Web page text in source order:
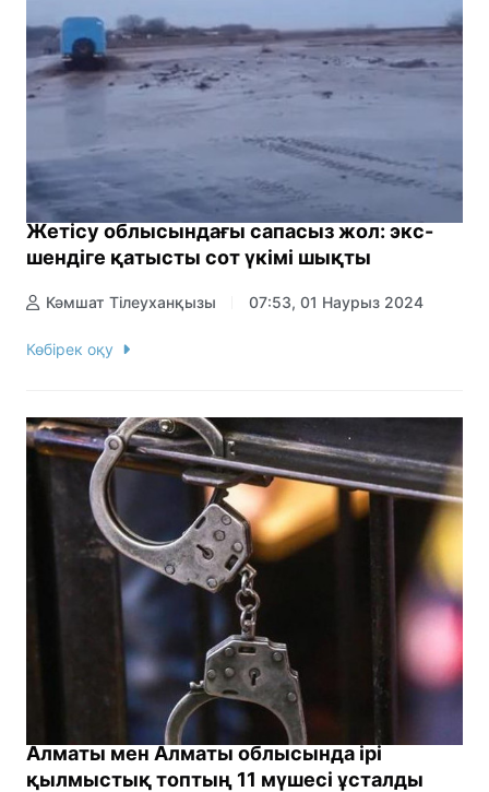
Жетісу облысындағы сапасыз жол: экс-
шендіге қатысты сот үкімі шықты
Кәмшат Тілеуханқызы 07:53, 01 Наурыз 2024
Көбірек оқу
Алматы мен Алматы облысында ірі
қылмыстық топтың 11 мүшесі ұсталды